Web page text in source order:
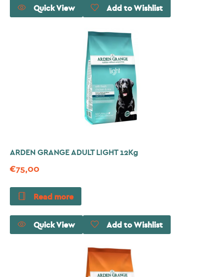
Quick View Add to Wishlist
ARDEN GRANGE ADULT LIGHT 12Kg
€75,00
Read more
Quick View Add to Wishlist